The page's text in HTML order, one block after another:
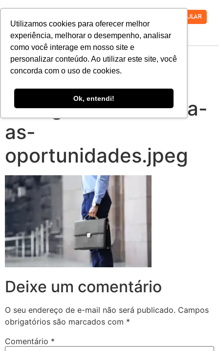
Utilizamos cookies para oferecer melhor
experiência, melhorar o desempenho, analisar
como você interage em nosso site e
personalizar conteúdo. Ao utilizar este site, você
concorda com o uso de cookies.
Ok, entendi!
VESTIBULAR
mercado-de-
trabalho-para-
advogados-conheca-
as-
oportunidades.jpeg
Deixe um comentário
O seu endereço de e-mail não será publicado. Campos
obrigatórios são marcados com *
Comentário *